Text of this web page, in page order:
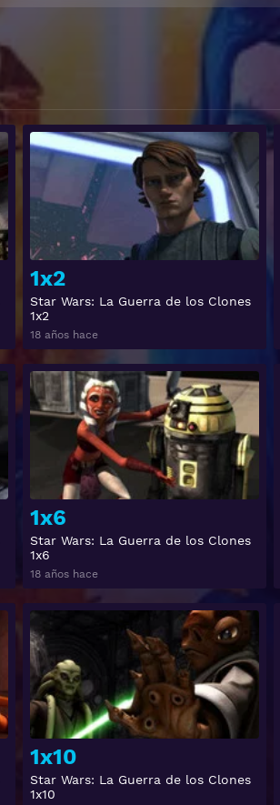
Ver
1x2
Star Wars: La Guerra de los Clones
1x2
18 años hace
Ver
1x6
Star Wars: La Guerra de los Clones
1x6
18 años hace
1x10
Star Wars: La Guerra de los Clones
1x10